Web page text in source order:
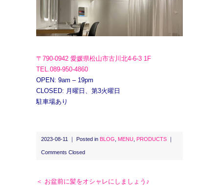
〒790-0942 愛媛県松山市古川北4-6-3 1F
TEL.089-950-4860
OPEN: 9am – 19pm
CLOSED: 月曜日、第3火曜日
駐車場あり
2023-08-11 ｜ Posted in BLOG MENU PRODUCTS
Comments Closed
＜ お盆前に髪をオシャレにしましょう♪